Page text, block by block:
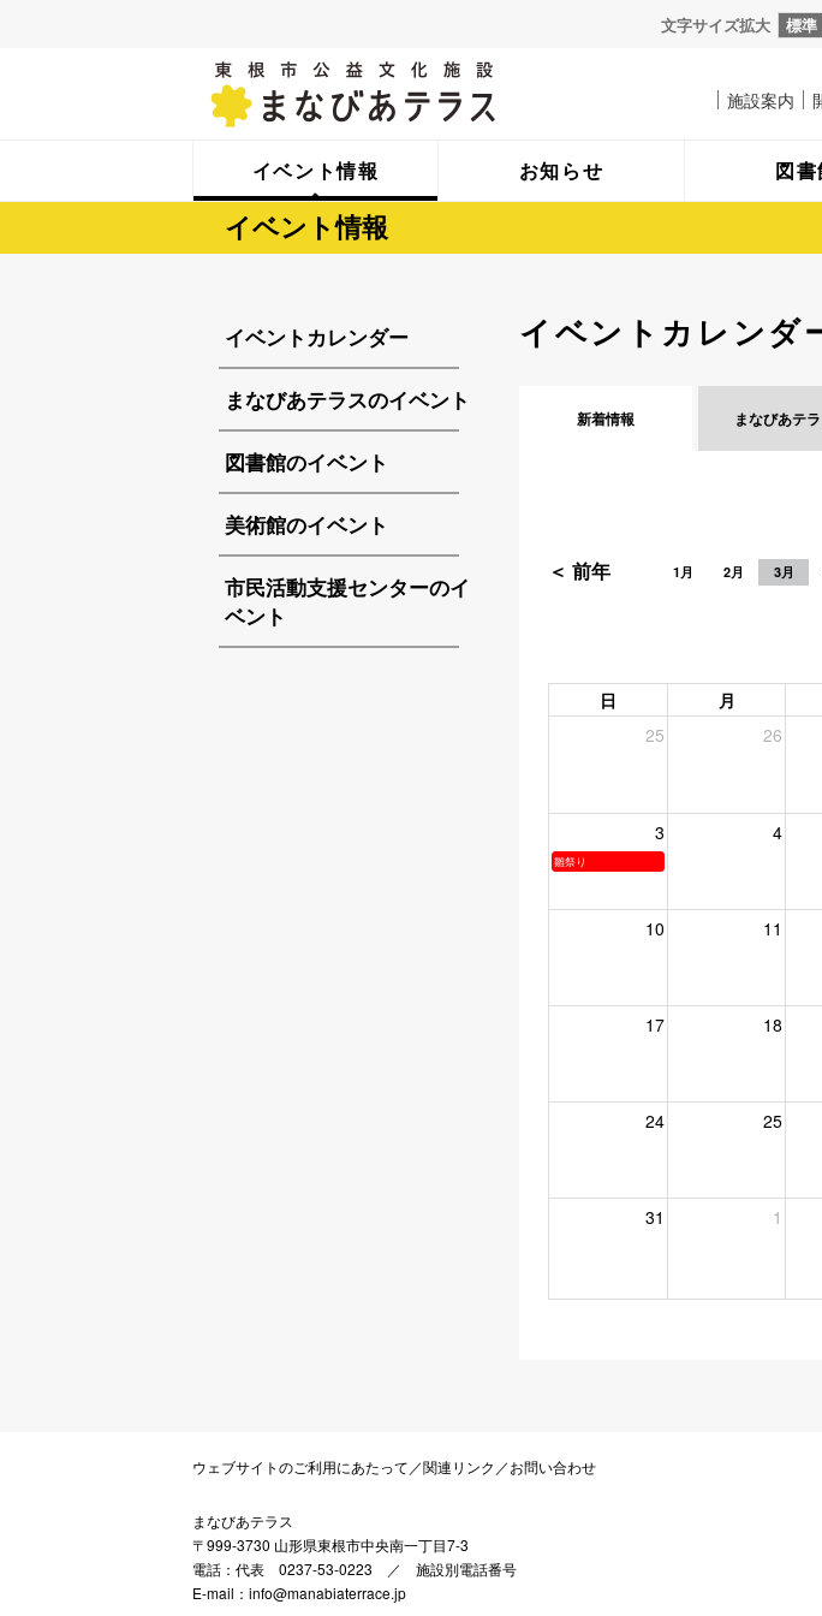
文字サイズ拡大 標準
イベント情報 お知らせ 図書
施設案内
イベント情報
イベントカレンダ
新着情報 まなびあテ
＜ 前年 1月 2月 3月
日 月
25
26
3 4
雛祭り
10 11
17 18
24 25
31 1
イベントカレンダー
まなびあテラスのイベント
図書館のイベント
美術館のイベント
市民活動支援センターのイ
ベント
ウェブサイトのご利用にあたって ／関連リンク ／お問い合わせ
まなびあテラス
〒999-3730 山形県東根市中央南一丁目7-3
電話：代表 0237-53-0223 ／ 施設別電話番号
E-mail：info@manabiaterrace.jp